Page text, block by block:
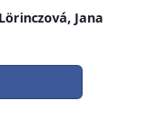
Jana